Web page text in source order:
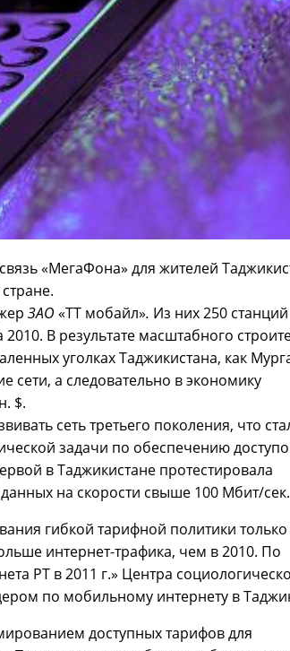
«МегаФона» для жителей
ЗАО «ТТ мобайл». Из них 250 станций
В результате масштабного
уголках Таджикистана, как
сети, а следовательно в экономику
$.
сеть третьего поколения, что
задачи по обеспечению
в Таджикистане протестировала
на скорости свыше 100 Мбит/сек.
гибкой тарифной политики только
интернет-трафика, чем в 2010. По
РТ в 2011 г.» Центра
по мобильному интернету в
доступных тарифов для